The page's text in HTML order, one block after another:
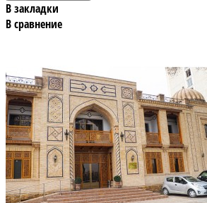
В закладки
В сравнение